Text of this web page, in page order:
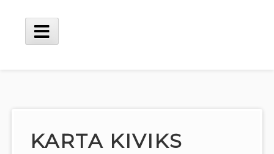
innehåll
Huvudmeny
KARTA KIVIKS